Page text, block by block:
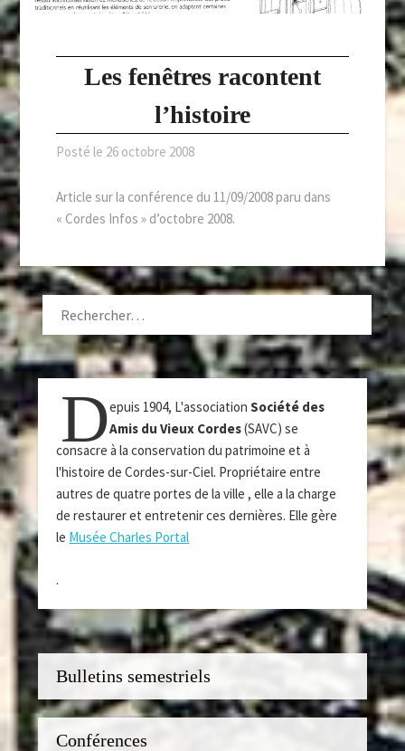
Les fenêtres racontent
l’histoire
Posté le 26 octobre 2008
Article sur la conférence du 11/09/2008 paru dans
« Cordes Infos » d’octobre 2008.
RECHERCHER :
Depuis 1904, L'associationSociété des
Amis du Vieux Cordes(SAVC) se
consacre à la conservation du patrimoine et à
l'histoire de Cordes-sur-Ciel. Propriétaire entre
autres de quatre portes de la ville , elle a la charge
de restaurer et entretenir ces dernières. Elle gère
le Musée Charles Portal
.
Bulletins semestriels
Conférences